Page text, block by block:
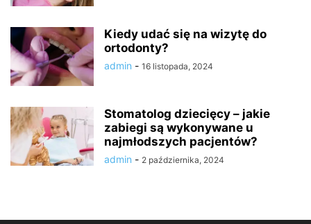
Kiedy udać się na wizytę do
ortodonty?
admin - 16 listopada, 2024
Stomatolog dziecięcy – jakie
zabiegi są wykonywane u
najmłodszych pacjentów?
admin - 2 października, 2024